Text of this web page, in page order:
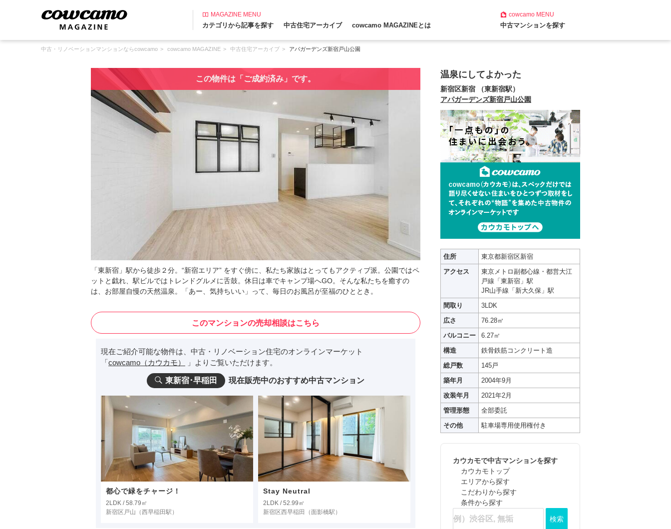
MAGAZINE MENU
カテゴリから記事を探す 中古住宅アーカイブ cowcamo MAGAZINEとは
cowcamoMENU
中古マンションを探す
中古・リノベーションマンションならcowcamo cowcamo MAGAZINE 中古住宅アーカイブ アパガーデンズ新宿戸山公園
この物件は「ご成約済み」です。
「東新宿」駅から徒歩２分。“新宿エリア” をすぐ傍に、私たち家族はとってもアクティブ派。公園ではペ
ットと戯れ、駅ビルではトレンドグルメに舌鼓。休日は車でキャンプ場へGO。そんな私たちを癒すの
は、お部屋自慢の天然温泉。「あー、気持ちいい」って、毎日のお風呂が至福のひととき。
このマンションの売却相談はこちら
現在ご紹介可能な物件は、中古・リノベーション住宅のオンラインマーケット
「cowcamo（カウカモ） 」よりご覧いただけます。
東新宿･早稲田 現在販売中のおすすめ中古マンション
都心で緑をチャージ！
2LDK / 58.79㎡
新宿区戸山 （西早稲田駅）
Stay Neutral
2LDK / 52.99㎡
新宿区西早稲田
（面影橋駅）
温泉にしてよかった
新宿区新宿 （東新宿駅）
アパガーデンズ新宿戸山公園
住所
東京都新宿区新宿
アクセス
東京メトロ副都心線・都営大江
戸線「東新宿」駅
JR山手線「新大久保」駅
間取り
3LDK
広さ
76.28㎡
バルコニー
6.27㎡
構造
鉄骨鉄筋コンクリート造
総戸数
145戸
築年月
2004年9月
改装年月
2021年2月
管理形態
全部委託
その他
駐車場専用使用権付き
カウカモで中古マンションを探す
カウカモトップ
エリアから探す
こだわりから探す
条件から探す
検索